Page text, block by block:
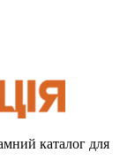
каталог для